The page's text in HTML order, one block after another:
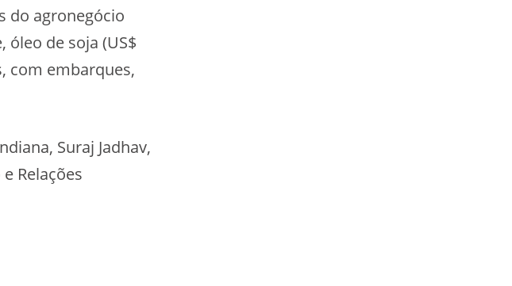
do agronegócio
de soja (US$
com embarques,
Suraj Jadhav,
Relações